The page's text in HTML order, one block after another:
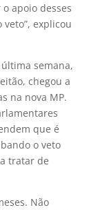
apoio desses
explicou
semana,
chegou a
na nova MP.
que é
o veto
tratar de
Não